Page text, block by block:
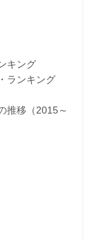
キング
ンキング
移（2015～